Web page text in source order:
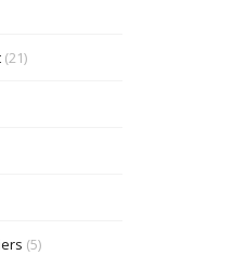
(21)
(5)